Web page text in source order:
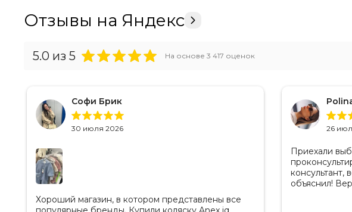
Отзывы на Яндекс
5.0 из 5 На основе 3 417 оценок
Софи Брик
30 июля 2026
Хороший магазин, в котором представлены все
26
Приехали
консультант,
объяснил!